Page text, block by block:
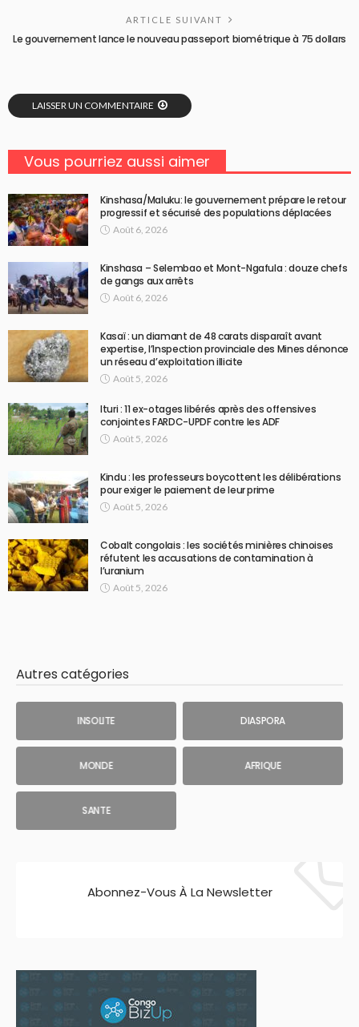
ARTICLE SUIVANT
Le gouvernement lance le nouveau passeport biométrique à 75 dollars
LAISSER UN COMMENTAIRE
Vous pourriez aussi aimer
Kinshasa/Maluku: le gouvernement prépare le retour
progressif et sécurisé des populations déplacées
Août 6, 2026
Kinshasa – Selembao et Mont-Ngafula : douze chefs
de gangs aux arrêts
Août 6, 2026
Kasaï : un diamant de 48 carats disparaît avant
expertise, l’Inspection provinciale des Mines dénonce
un réseau d’exploitation illicite
Août 5, 2026
Ituri : 11 ex-otages libérés après des offensives
conjointes FARDC-UPDF contre les ADF
Août 5, 2026
Kindu : les professeurs boycottent les délibérations
pour exiger le paiement de leur prime
Août 5, 2026
Cobalt congolais : les sociétés minières chinoises
réfutent les accusations de contamination à
l’uranium
Août 5, 2026
Autres catégories
INSOLITE DIASPORA
MONDE AFRIQUE
SANTE
Abonnez-Vous À La Newsletter